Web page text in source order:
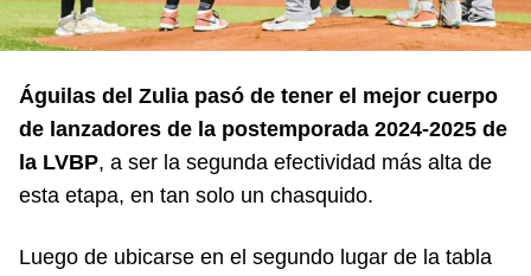
Águilas del Zulia pasó de tener el mejor cuerpo
de lanzadores de la postemporada 2024-2025 de
la LVBP, a ser la segunda efectividad más alta de
esta etapa, en tan solo un chasquido.
Luego de ubicarse en el segundo lugar de la tabla